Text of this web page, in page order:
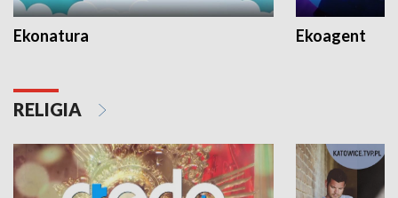
Ekonatura Ekoagent
RELIGIA